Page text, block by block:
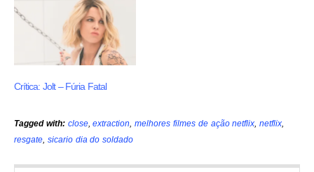
Crítica: Jolt – Fúria Fatal
Tagged with: close,extraction,melhores filmes de ação netflix,netflix,
resgate, sicario dia do soldado